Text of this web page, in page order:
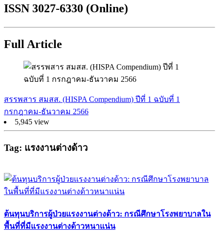
ISSN 3027-6330 (Online)
Full Article
สรรพสาร สมสส. (HISPA Compendium) ปีที่ 1 ฉบับที่ 1
กรกฎาคม-ธันวาคม 2566
5,945 view
Tag: แรงงานต่างด้าว
ต้นทุนบริการผู้ป่วยแรงงานต่างด้าว: กรณีศึกษาโรงพยาบาลใน
พื้นที่ที่มีแรงงานต่างด้าวหนาแน่น